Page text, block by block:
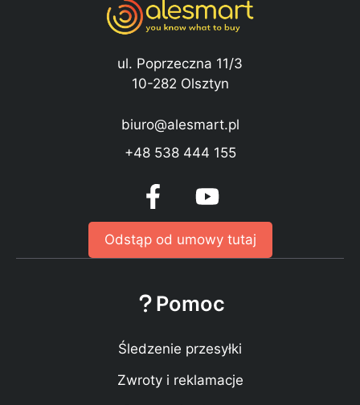
ul. Poprzeczna 11/3
10-282 Olsztyn
biuro@alesmart.pl
+48 538 444 155
Odstąp od umowy tutaj
Pomoc
Śledzenie przesyłki
Zwroty i reklamacje